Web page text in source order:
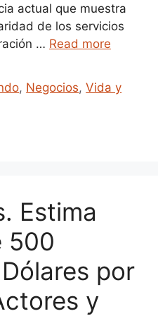
actual que muestra
de los servicios
… Read more
, Negocios,Vida y
Estima
500
por
y